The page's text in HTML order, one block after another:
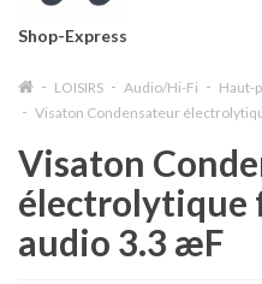
Shop-Express
LOISIRS Audio/Hi-Fi
Haut-
Visaton Condensateur
Visaton
électrolytique
audio 3.3 æF